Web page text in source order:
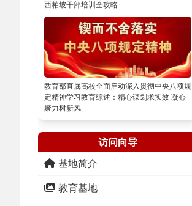
西柏坡干部培训全攻略
教育部直属高校全面启动深入贯彻中央八项规
定精神学习教育综述：精心谋划求实效 凝心
聚力树新风
访问向导
基地简介
教育基地